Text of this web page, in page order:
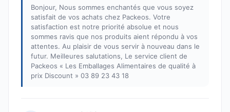
Bonjour, Nous sommes enchantés que vous soyez
satisfait de vos achats chez Packeos. Votre
satisfaction est notre priorité absolue et nous
sommes ravis que nos produits aient répondu à vos
attentes. Au plaisir de vous servir à nouveau dans le
futur. Meilleures salutations, Le service client de
Packeos « Les Emballages Alimentaires de qualité à
prix Discount » 03 89 23 43 18